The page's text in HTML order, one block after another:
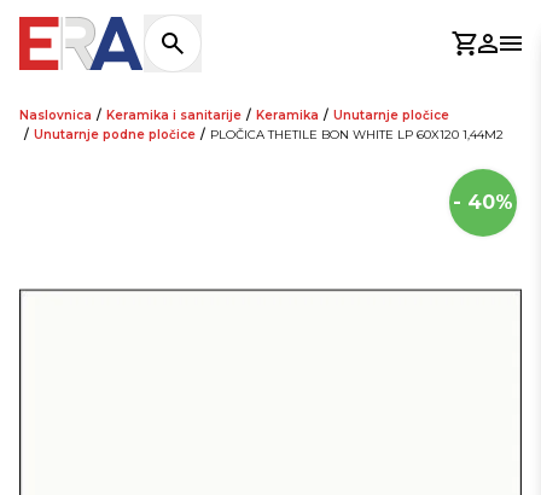
Košarica
Naslovnica / Keramika i sanitarije / Keramika / Unutarnje pločice
/ Unutarnje podne pločice / PLOČICA THETILE BON WHITE LP 60X120 1,44M2
- 40%